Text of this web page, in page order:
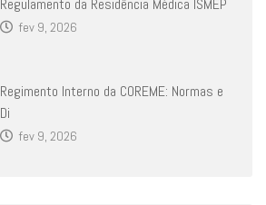
Regulamento da Residência Médica ISMEP
fev 9, 2026
Regimento Interno da COREME: Normas e
Di
fev 9, 2026